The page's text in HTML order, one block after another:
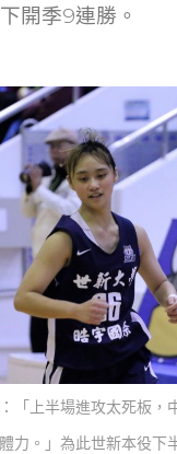
開季9連勝。
「上半場進攻太死板，
力。」為此世新本役下